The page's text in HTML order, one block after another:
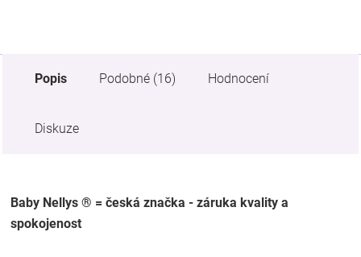
Popis Podobné (16) Hodnocení
Diskuze
Baby Nellys ® = česká značka - záruka kvality a
spokojenost